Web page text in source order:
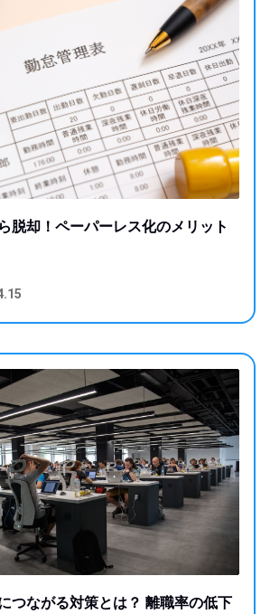
脱却！ペーパーレス化のメリット
つながる対策とは？ 離職率の低下